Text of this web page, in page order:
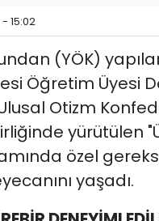
15:02
(YÖK)
Öğretim Üyesi
Otizm
yürütülen
özel
yaşadı.